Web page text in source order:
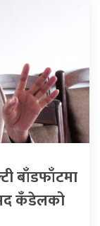
बाँडफाँटमा
कँडेलको